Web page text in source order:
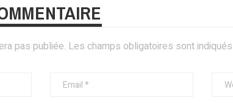
pas publiée. Les champs obligatoires sont